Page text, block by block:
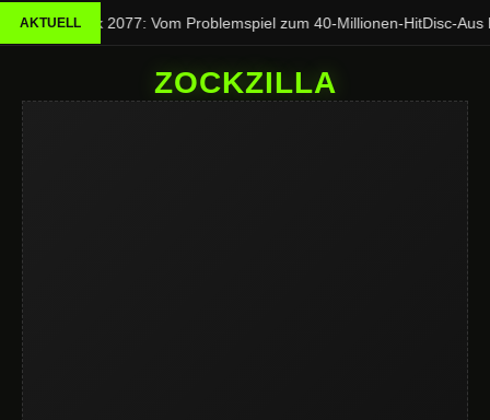
AKTUELL
Cyberpunk 2077: Vom Problemspiel zum 40-Millionen-HitDisc-Aus
ZOCKZILLA